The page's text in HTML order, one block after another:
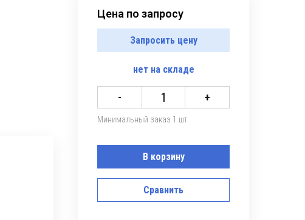
Цена по запросу
Запросить цену
нет на складе
- +
Минимальный заказ 1 шт.
В корзину
Сравнить